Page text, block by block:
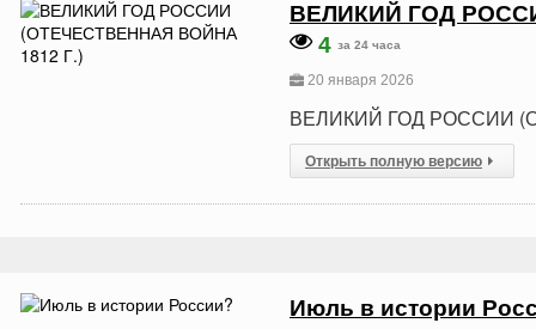
ВЕЛИКИЙ ГОД
4 за 24 часа
20 января 2026
ВЕЛИКИЙ ГОД РОССИИ
Открыть полную версию
Июль в истории